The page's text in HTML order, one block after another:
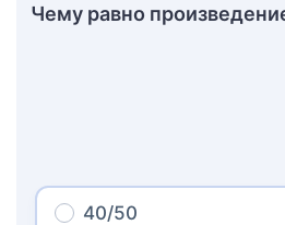
Чему равно
40/50